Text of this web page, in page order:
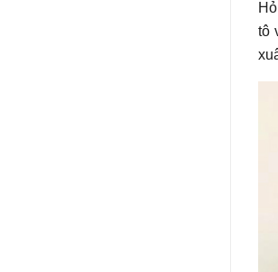
tô